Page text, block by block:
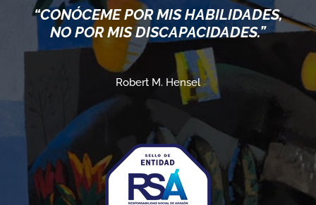
“CONÓCEME POR MIS HABILIDADES,
NO POR MIS DISCAPACIDADES.”
Robert M. Hensel